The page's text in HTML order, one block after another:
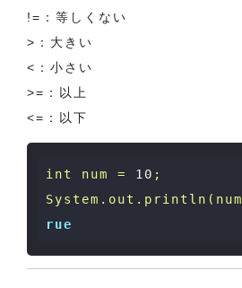
!=：等しくない
>：大きい
<：小さい
>=：以上
<=：以下
int num = 10 ;
System.out.println(num
rue